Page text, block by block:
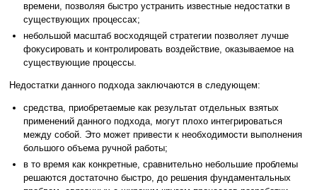
времени, позволяя быстро устранить известные недостатки в
существующих процессах;
небольшой масштаб восходящей стратегии позволяет лучше
фокусировать и контролировать воздействие, оказываемое на
существующие процессы.
Недостатки данного подхода заключаются в следующем:
средства, приобретаемые как результат отдельных взятых
применений данного подхода, могут плохо интегрироваться
между собой. Это может привести к необходимости выполнения
большого объема ручной работы;
в то время как конкретные, сравнительно небольшие проблемы
решаются достаточно быстро, до решения фундаментальных